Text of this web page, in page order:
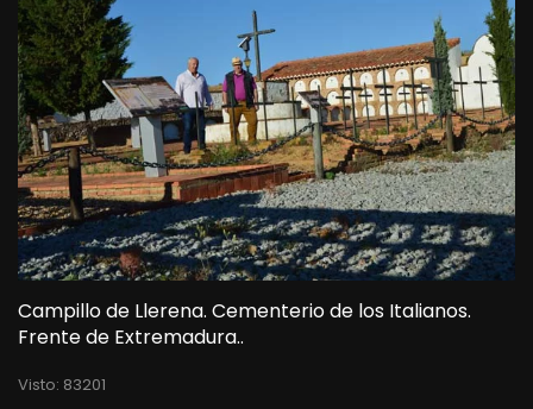
Campillo de Llerena. Cementerio de los Italianos.
Frente de Extremadura..
Visto: 83201